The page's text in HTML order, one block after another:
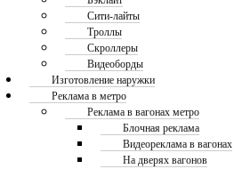
Сити-лайты
Троллы
Скроллеры
Видеоборды
Изготовление наружки
Реклама в метро
Реклама в вагонах метро
Блочная реклама
Видеореклама в вагонах
На дверях вагонов